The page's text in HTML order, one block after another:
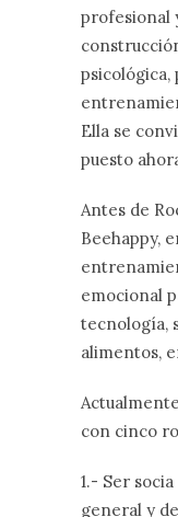
profesional
psicológica,
Ella se
puesto
Antes de
Beehappy,
emocional
tecnología,
alimentos,
con cinco
1.- Ser
general y